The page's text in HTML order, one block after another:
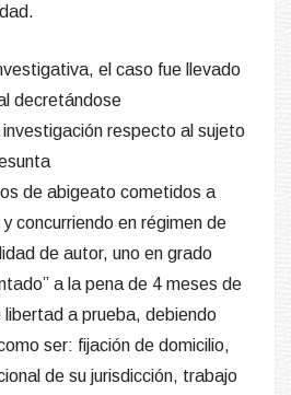
el caso fue llevado
decretándose
investigación respecto al sujeto
de abigeato cometidos a
concurriendo en régimen de
de autor, uno en grado
a la pena de 4 meses de
libertad a prueba, debiendo
ser: fijación de domicilio,
de su jurisdicción, trabajo